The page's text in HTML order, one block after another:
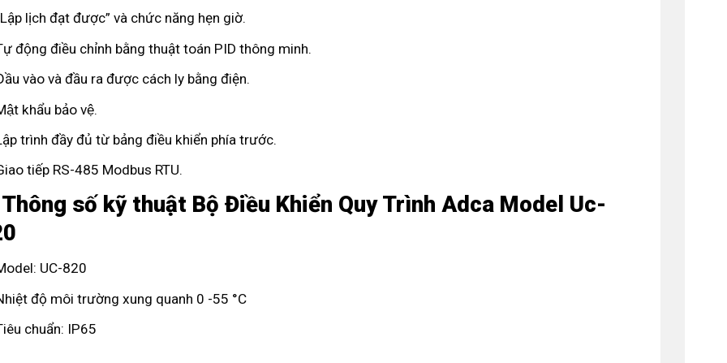
lịch đạt được” và chức năng hẹn giờ.
động điều chỉnh bằng thuật toán PID thông minh.
vào và đầu ra được cách ly bằng điện.
khẩu bảo vệ.
trình đầy đủ từ bảng điều khiển phía trước.
tiếp RS-485 Modbus RTU.
số kỹ thuật Bộ Điều Khiển Quy Trình Adca Model Uc-
UC-820
độ môi trường xung quanh 0 -55 °C
chuẩn: IP65